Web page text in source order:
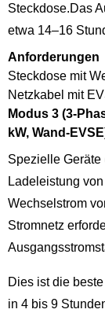
Steckdose.Das
etwa 14–16
Anforderungen
Steckdose mit
Netzkabel mit
Modus 3 (3-
kW, Wand-
Spezielle Geräte
Ladeleistung
Wechselstrom
Stromnetz
Dies ist die
in 4 bis 9